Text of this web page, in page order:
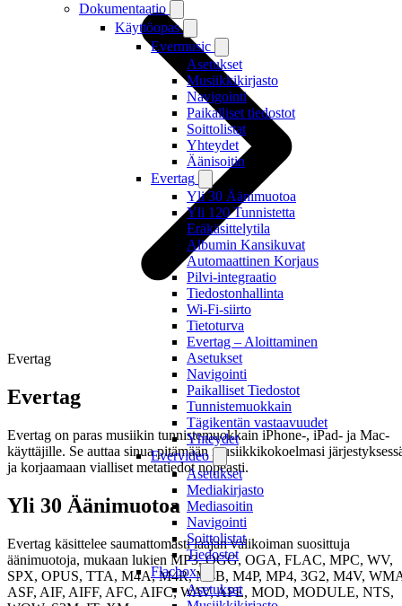
Dokumentaatio
Käyttöopas
Evermusic
Asetukset
Musiikkikirjasto
Navigointi
Paikalliset tiedostot
Soittolistat
Yhteydet
Äänisoitin
Evertag
Yli 30 Äänimuotoa
Yli 120 Tunnistetta
Eräkäsittelytila
Albumin Kansikuvat
Automaattinen Korjaus
Pilvi-integraatio
Tiedostonhallinta
Wi-Fi-siirto
Tietoturva
Evertag – Aloittaminen
Asetukset
Navigointi
Paikalliset Tiedostot
Tunnistemuokkain
Tägikentän vastaavuudet
Yhteydet
Evervideo
Asetukset
Mediakirjasto
Mediasoitin
Navigointi
Soittolistat
Tiedostot
Flacbox
Asetukset
Evertag
Evertag
Evertag on paras musiikin tunnistemuokkain iPhone-, iPad- ja Mac-
käyttäjille. Se auttaa sinua pitämään musiikkikokoelmasi
ja korjaamaan vialliset metatiedot nopeasti.
Yli 30 Äänimuotoa
Evertag käsittelee saumattomasti laajan valikoiman suosittuja
äänimuotoja, mukaan lukien MP3, OGG, OGA, FLAC, MPC, WV,
SPX, OPUS, TTA, M4A, M4R, M4B, M4P, MP4, 3G2, M4V,
ASF, AIF, AIFF, AFC, AIFC, WAV, APE, MOD, MODULE, NTS,